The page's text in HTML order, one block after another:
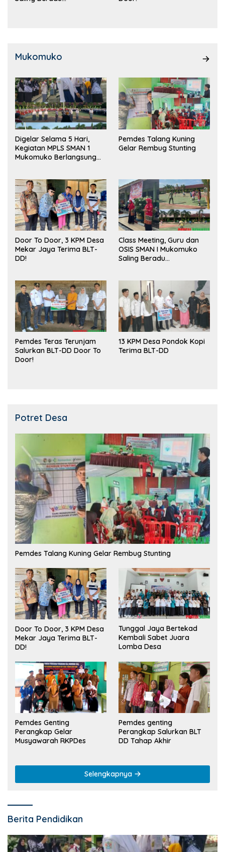
Mukomuko
Digelar Selama 5 Hari,
Kegiatan MPLS SMAN 1
Mukomuko Berlangsung
Pemdes Talang Kuning
Gelar Rembug Stunting
Door To Door, 3 KPM Desa
Mekar Jaya Terima BLT-
DD!
Class Meeting, Guru dan
OSIS SMAN I Mukomuko
Saling Beradu
Pemdes Teras Terunjam
Salurkan BLT-DD Door To
Door!
13 KPM Desa Pondok Kopi
Terima BLT-DD
Potret Desa
Pemdes Talang Kuning Gelar Rembug Stunting
Door To Door, 3 KPM Desa
Mekar Jaya Terima BLT-
DD!
Tunggal Jaya Bertekad
Kembali Sabet Juara
Lomba Desa
Pemdes Genting
Perangkap Gelar
Musyawarah RKPDes
Pemdes genting
Perangkap Salurkan BLT
DD Tahap Akhir
Selengkapnya
Berita Pendidikan